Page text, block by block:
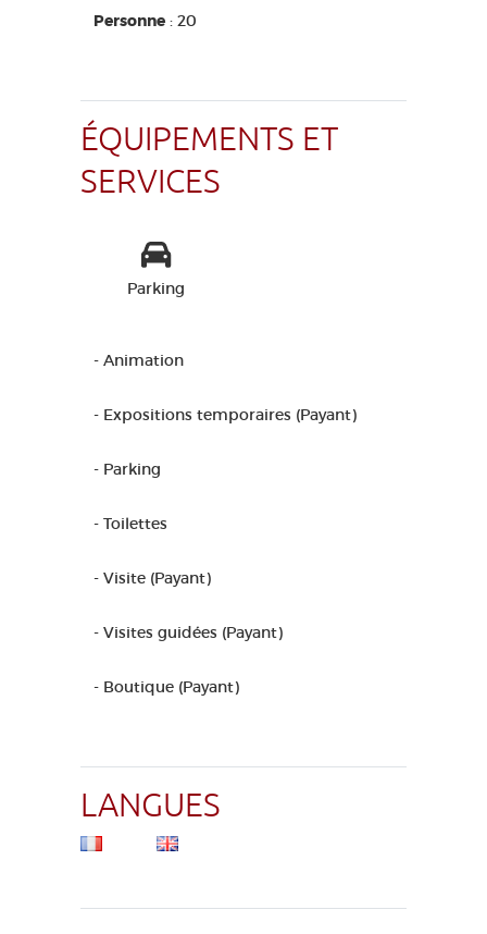
Personne : 20
ÉQUIPEMENTS ET
SERVICES
Parking
- Animation
- Expositions temporaires (Payant)
- Parking
- Toilettes
- Visite (Payant)
- Visites guidées (Payant)
- Boutique (Payant)
LANGUES